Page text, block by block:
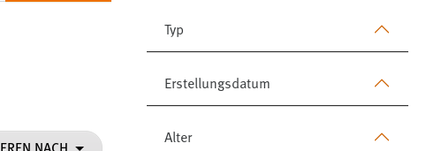
Typ
Erstellungsdatum
Alter